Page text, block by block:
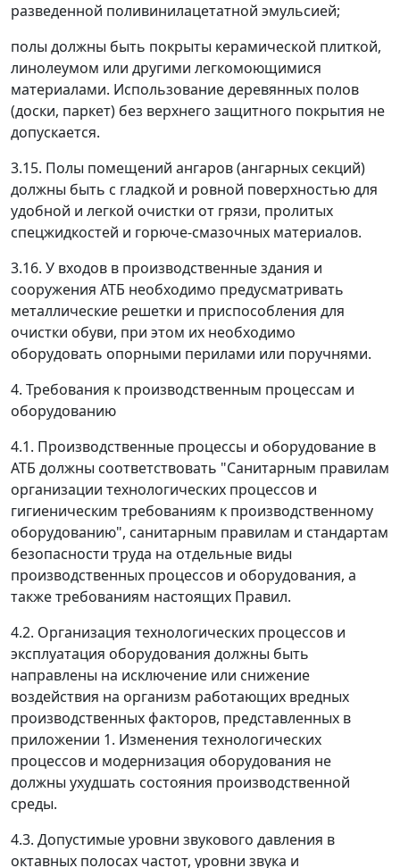
разведенной поливинилацетатной эмульсией;
полы должны быть покрыты керамической плиткой,
линолеумом или другими легкомоющимися
материалами. Использование деревянных полов
(доски, паркет) без верхнего защитного покрытия не
допускается.
3.15. Полы помещений ангаров (ангарных секций)
должны быть с гладкой и ровной поверхностью для
удобной и легкой очистки от грязи, пролитых
спецжидкостей и горюче-смазочных материалов.
3.16. У входов в производственные здания и
сооружения АТБ необходимо предусматривать
металлические решетки и приспособления для
очистки обуви, при этом их необходимо
оборудовать опорными перилами или поручнями.
4. Требования к производственным процессам и
оборудованию
4.1. Производственные процессы и оборудование в
АТБ должны соответствовать "Санитарным правилам
организации технологических процессов и
гигиеническим требованиям к производственному
оборудованию", санитарным правилам и стандартам
безопасности труда на отдельные виды
производственных процессов и оборудования, а
также требованиям настоящих Правил.
4.2. Организация технологических процессов и
эксплуатация оборудования должны быть
направлены на исключение или снижение
воздействия на организм работающих вредных
производственных факторов, представленных в
приложении 1. Изменения технологических
процессов и модернизация оборудования не
должны ухудшать состояния производственной
среды.
4.3. Допустимые уровни звукового давления в
октавных полосах частот, уровни звука и